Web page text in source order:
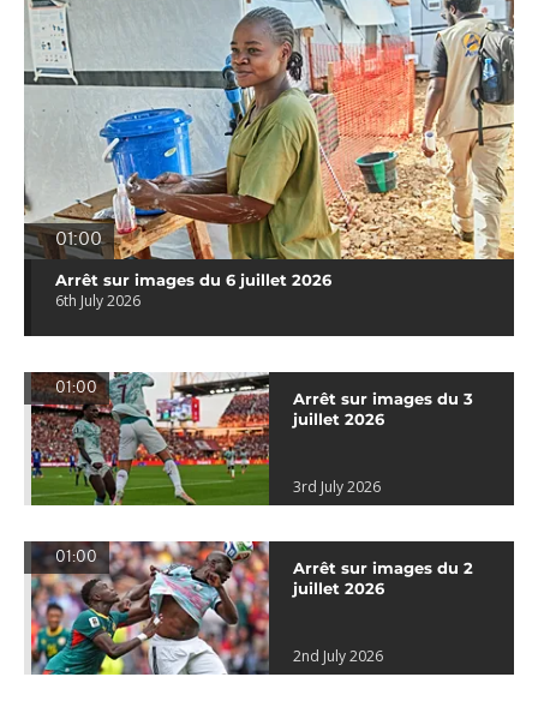
01:00
Arrêt sur images du 6 juillet 2026
6th July 2026
01:00
Arrêt sur images du 3
juillet 2026
3rd July 2026
01:00
Arrêt sur images du 2
juillet 2026
2nd July 2026